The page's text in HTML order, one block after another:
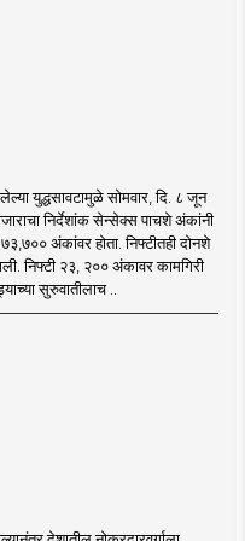
युद्धसावटामुळे सोमवार, दि. ८ जून
निर्देशांक सेन्सेक्स पाचशे अंकांनी
अंकांवर होता. निफ्टीतही दोनशे
निफ्टी २३, २०० अंकावर कामगिरी
सुरुवातीलाच ..